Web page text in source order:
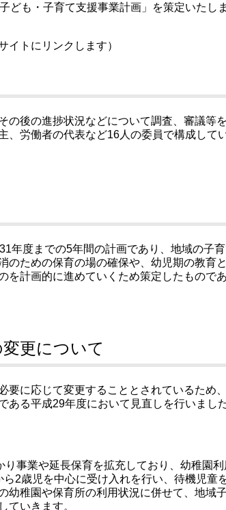
ども・子育て支援事業計画」を策定いたし
イトにリンクします）
の後の進捗状況などについて調査、審議等
、労働者の代表など16人の委員で構成して
年度までの5年間の計画であり、地域の子育
のための保育の場の確保や、幼児期の教育
計画的に進めていくため策定したもので
更について
要に応じて変更することとされているため
る平成29年度において見直しを行いました
事業や延長保育を拡充しており、幼稚園利
2歳児を中心に受け入れを行い、待機児童
幼稚園や保育所の利用状況に併せて、地域
ていきます。